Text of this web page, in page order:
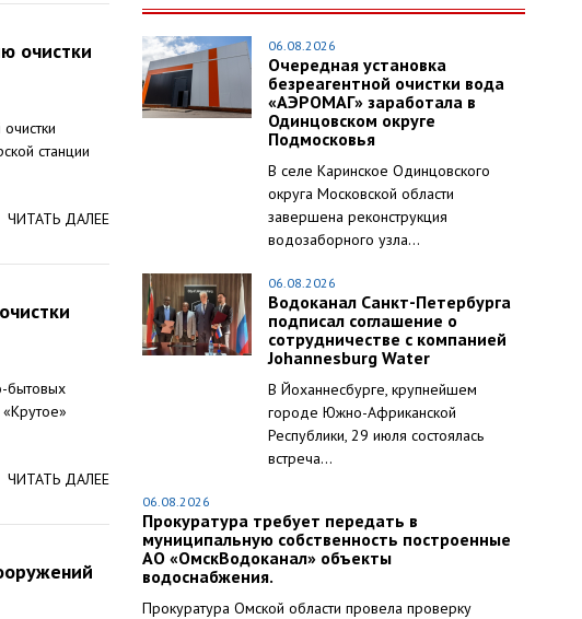
очистки
станции
ЧИТАТЬ ДАЛЕЕ
бытовых
ЧИТАТЬ ДАЛЕЕ
06.08.2026
Очередная установка
безреагентной очистки вода
«АЭРОМАГ» заработала в
Одинцовском округе
Подмосковья
В селе Каринское Одинцовского
округа Московской области
завершена реконструкция
водозаборного узла...
06.08.2026
Водоканал Санкт-Петербурга
подписал соглашение о
сотрудничестве с компанией
Johannesburg Water
В Йоханнесбурге, крупнейшем
городе Южно-Африканской
Республики, 29 июля состоялась
встреча...
06.08.2026
Прокуратура требует передать в
муниципальную собственность построенные
АО «ОмскВодоканал» объекты
водоснабжения.
Прокуратура Омской области провела проверку